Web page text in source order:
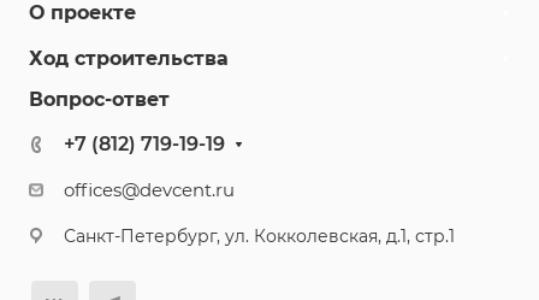
О проекте
Ход строительства
Вопрос-ответ
+7 (812) 719-19-19
offices@devcent.ru
Санкт-Петербург, ул. Кокколевская, д.1, стр.1